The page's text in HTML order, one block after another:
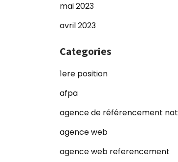
mai 2023
avril 2023
Categories
1ere position
afpa
agence de référencement
agence web
agence web referencement